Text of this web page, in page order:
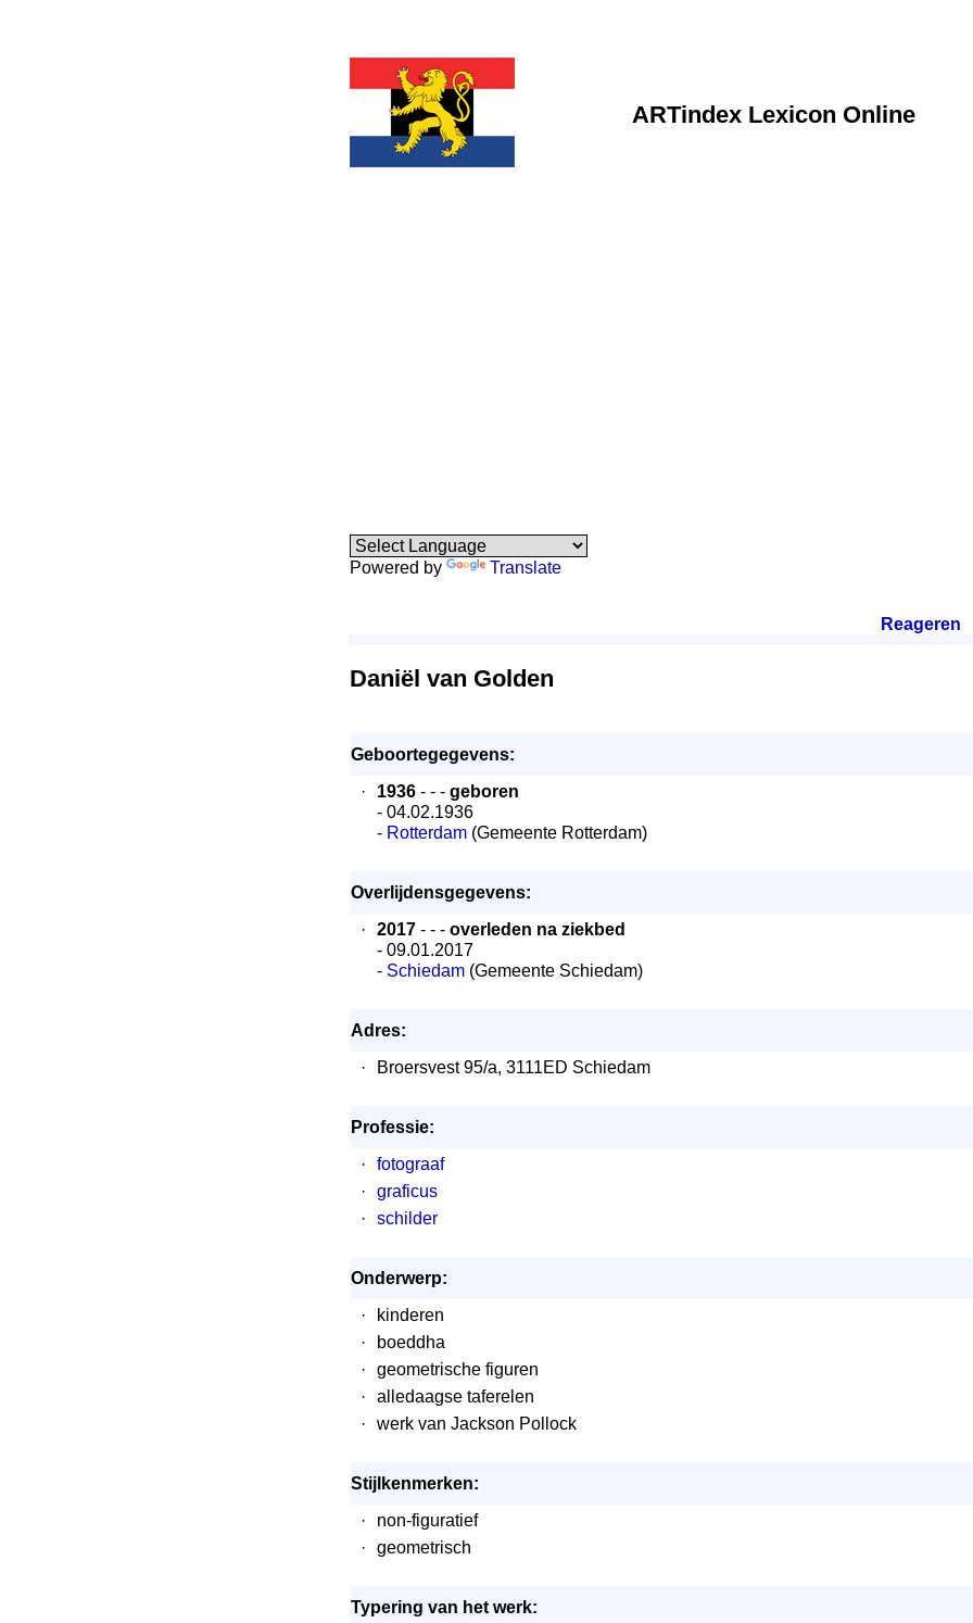
ARTindex Lexicon Online
Powered by Translate
Reageren
Daniël van Golden
Geboortegegevens:
·
1936- - - geboren
- 04.02.1936
- Rotterdam(Gemeente Rotterdam)
Overlijdensgegevens:
·
2017- - - overleden na ziekbed
- 09.01.2017
- Schiedam(Gemeente Schiedam)
Adres:
·
Broersvest 95/a, 3111ED Schiedam
Professie:
·
fotograaf
·
graficus
·
schilder
Onderwerp:
·
kinderen
·
boeddha
·
geometrische figuren
·
alledaagse taferelen
·
werk van Jackson Pollock
Stijlkenmerken:
·
non-figuratief
·
geometrisch
Typering van het werk: